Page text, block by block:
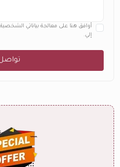
أوافق هنا على معالجة بياناتي
إلي.